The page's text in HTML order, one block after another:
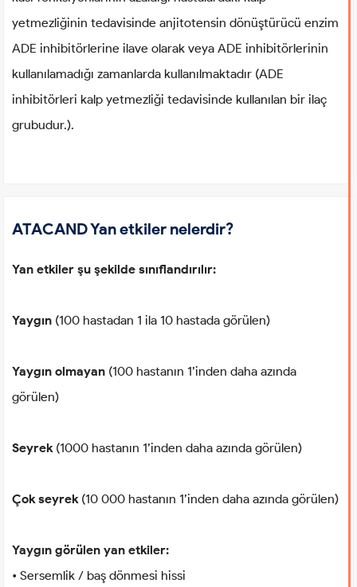
yetmezliğinin tedavisinde anjitotensin dönüştürücü enzim
ADE inhibitörlerine ilave olarak veya ADE inhibitörlerinin
kullanılamadığı zamanlarda kullanılmaktadır (ADE
inhibitörleri kalp yetmezliği tedavisinde kullanılan bir ilaç
grubudur.).
ATACAND Yan etkiler nelerdir?
Yan etkiler şu şekilde sınıflandırılır:
Yaygın (100 hastadan 1 ila 10 hastada görülen)
Yaygın olmayan (100 hastanın 1’inden daha azında
görülen)
Seyrek (1000 hastanın 1’inden daha azında görülen)
Çok seyrek (10 000 hastanın 1’inden daha azında görülen)
Yaygın görülen yan etkiler:
• Sersemlik / baş dönmesi hissi